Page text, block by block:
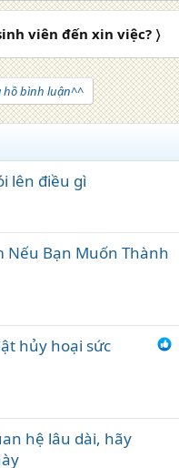
viên đến xin việc? 〉
hồ bình luận^^
lên điều gì
Nếu Bạn Muốn Thành
hủy hoại sức
hệ lâu dài, hãy